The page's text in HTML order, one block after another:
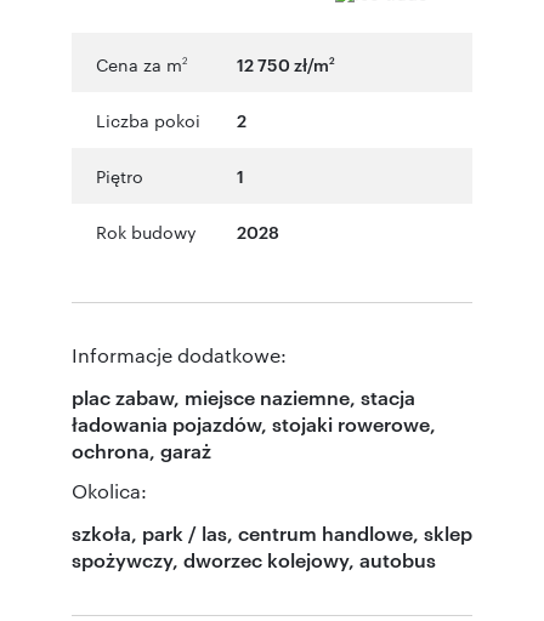
Cena za m2 12 750 zł/m2
Liczba pokoi 2
Piętro 1
Rok budowy 2028
Informacje dodatkowe:
plac zabaw, miejsce naziemne, stacja
ładowania pojazdów, stojaki rowerowe,
ochrona, garaż
Okolica:
szkoła, park / las, centrum handlowe, sklep
spożywczy, dworzec kolejowy, autobus